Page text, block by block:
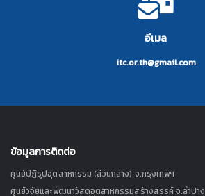
อีเมล
itc.or.th@gmail.com
ข้อมูลการติดต่อ
ศูนย์ปฏิรูปอุตสาหกรรม (ส่วนกลาง) จ.กรุงเทพฯ
ศูนย์วิจัยและพัฒนาวัสดุอุตสาหกรรมสร้างสรรค์ จ.ลำปาง